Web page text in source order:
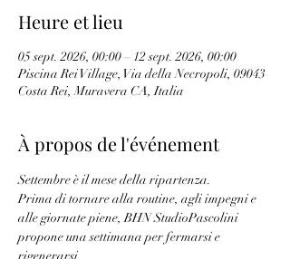
Heure et lieu
05 sept. 2026, 00:00 – 12 sept. 2026, 00:00
Piscina Rei Village, Via della Necropoli, 09043
Costa Rei, Muravera CA, Italia
À propos de l'événement
Settembre è il mese della ripartenza.
Prima di tornare alla routine, agli impegni e
alle giornate piene, BHN StudioPascolini
propone una settimana per fermarsi e
rigenerarsi.